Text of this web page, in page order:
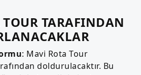
TARAFINDAN
: Mavi Rota Tour
doldurulacaktır. Bu